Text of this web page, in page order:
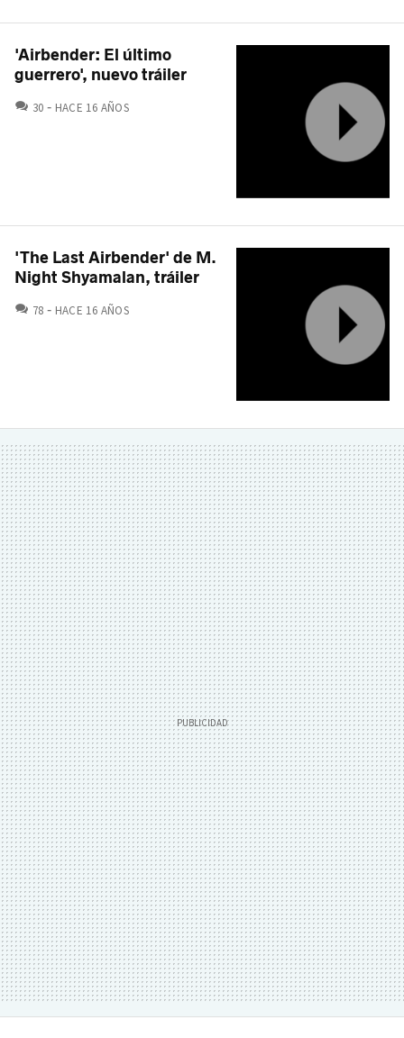
'Airbender: El último
guerrero', nuevo tráiler
30 COMENTARIOS
HACE 16 AÑOS
'The Last Airbender' de M.
Night Shyamalan, tráiler
78 COMENTARIOS
HACE 16 AÑOS